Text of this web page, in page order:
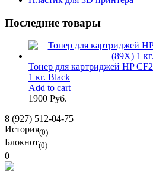
Последние товары
Тонер для картриджей HP
1 кг. Black
Add to cart
1900 Руб.
8 (927) 512-04-75
История(0)
Блокнот(0)
0